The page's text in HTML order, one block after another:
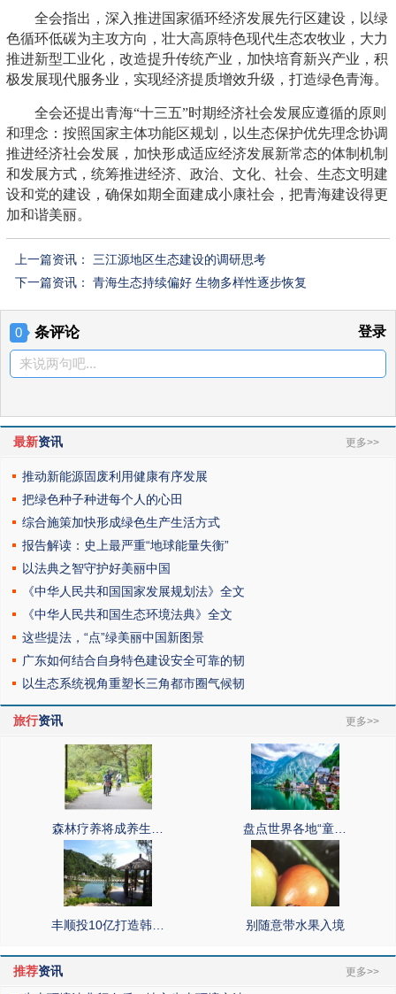
全会指出，深入推进国家循环经济发展先行区建设，以绿
色循环低碳为主攻方向，壮大高原特色现代生态农牧业，大力
推进新型工业化，改造提升传统产业，加快培育新兴产业，积
极发展现代服务业，实现经济提质增效升级，打造绿色青海。
全会还提出青海“十三五”时期经济社会发展应遵循的原则
和理念：按照国家主体功能区规划，以生态保护优先理念协调
推进经济社会发展，加快形成适应经济发展新常态的体制机制
和发展方式，统筹推进经济、政治、文化、社会、生态文明建
设和党的建设，确保如期全面建成小康社会，把青海建设得更
加和谐美丽。
上一篇资讯： 三江源地区生态建设的调研思考
下一篇资讯： 青海生态持续偏好 生物多样性逐步恢复
0 条评论 登录
来说两句吧...
最新资讯 更多>>
推动新能源固废利用健康有序发展
把绿色种子种进每个人的心田
综合施策加快形成绿色生产生活方式
报告解读：史上最严重“地球能量失衡”
以法典之智守护好美丽中国
《中华人民共和国国家发展规划法》全文
《中华人民共和国生态环境法典》全文
这些提法，“点”绿美丽中国新图景
广东如何结合自身特色建设安全可靠的韧
以生态系统视角重塑长三角都市圈气候韧
旅行资讯 更多>>
森林疗养将成养生… 盘点世界各地“童…
丰顺投10亿打造韩… 别随意带水果入境
推荐资讯 更多>>